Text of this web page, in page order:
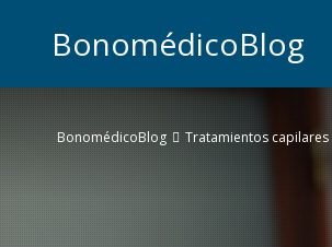
BonomédicoBlog
BonomédicoBlog Tratamientos capilares